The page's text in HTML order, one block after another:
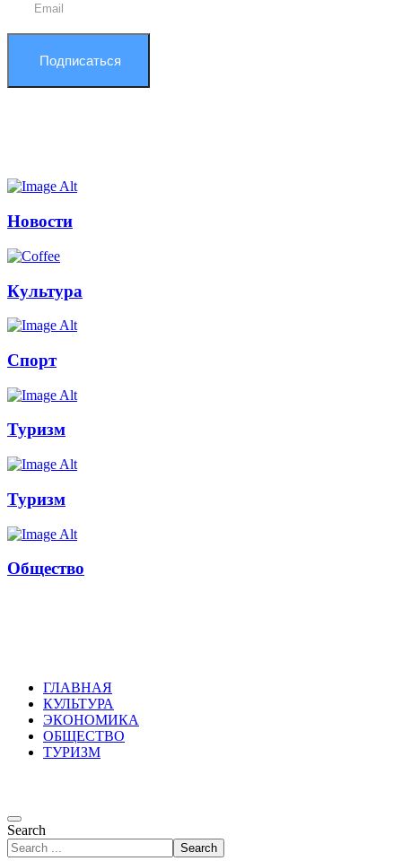
Подписаться
Новости
Культура
Спорт
Туризм
Туризм
Общество
ГЛАВНАЯ
КУЛЬТУРА
ЭКОНОМИКА
ОБЩЕСТВО
ТУРИЗМ
Search
Search